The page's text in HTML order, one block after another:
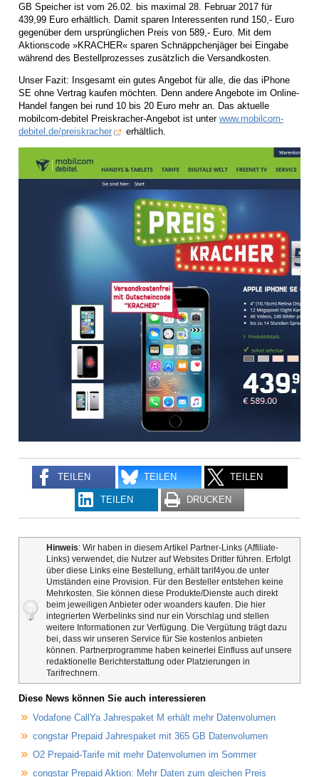
GB Speicher ist vom 26.02. bis maximal 28. Februar 2017 für
439,99 Euro erhältlich. Damit sparen Interessenten rund 150,- Euro
gegenüber dem ursprünglichen Preis von 589,- Euro. Mit dem
Aktionscode »KRACHER« sparen Schnäppchenjäger bei Eingabe
während des Bestellprozesses zusätzlich die Versandkosten.
Unser Fazit: Insgesamt ein gutes Angebot für alle, die das iPhone
SE ohne Vertrag kaufen möchten. Denn andere Angebote im Online-
Handel fangen bei rund 10 bis 20 Euro mehr an. Das aktuelle
mobilcom-debitel Preiskracher-Angebot ist unter www.mobilcom-
debitel.de/preiskracher
erhältlich.
TEILEN TEILEN TEILEN
TEILEN DRUCKEN
Hinweis: Wir haben in diesem Artikel Partner-Links (Affiliate-
Links) verwendet, die Nutzer auf Websites Dritter führen. Erfolgt
über diese Links eine Bestellung, erhält tarif4you.de unter
Umständen eine Provision. Für den Besteller entstehen keine
Mehrkosten. Sie können diese Produkte/Dienste auch direkt
beim jeweiligen Anbieter oder woanders kaufen. Die hier
integrierten Werbelinks sind nur ein Vorschlag und stellen
weitere Informationen zur Verfügung. Die Vergütung trägt dazu
bei, dass wir unseren Service für Sie kostenlos anbieten
können. Partnerprogramme haben keinerlei Einfluss auf unsere
redaktionelle Berichterstattung oder Platzierungen in
Tarifrechnern.
Diese News können Sie auch interessieren
Vodafone CallYa Jahrespaket M erhält mehr Datenvolumen
congstar Prepaid Jahrespaket mit 365 GB Datenvolumen
O2 Prepaid-Tarife mit mehr Datenvolumen im Sommer
congstar Prepaid Aktion: Mehr Daten zum gleichen Preis